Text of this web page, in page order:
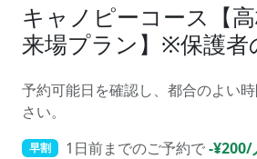
キャノピーコース【
来場プラン】※保護者
予約可能日を確認し、都合のよい
さい。
早割 1日前までのご予約で-¥200/